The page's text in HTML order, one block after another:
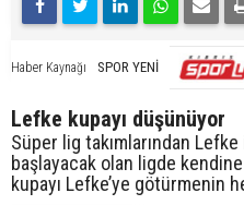
Haber Kaynağı SPOR YENİ
Lefke kupayı düşünüyor
Süper lig takımlarından Lefke
başlayacak olan ligde
kupayı Lefke’ye götürmenin